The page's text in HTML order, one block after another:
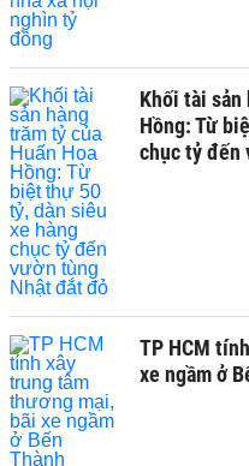
Khối tài sản
Hồng: Từ
chục tỷ đến
TP HCM
xe ngầm ở